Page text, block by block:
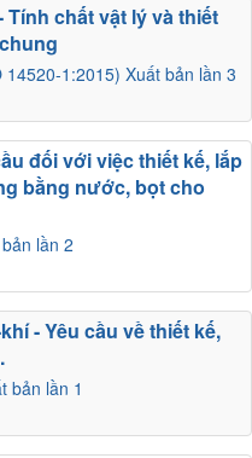
1:2015) Xuất bản lần 3
chất vật lý và thiết
lần 2
đối với việc thiết kế, lắp
bằng nước, bọt cho
bản lần 1
- Yêu cầu về thiết kế,